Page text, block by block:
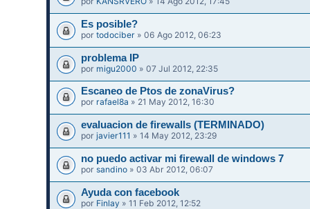
Es posible?
portodociber » 06 Ago 2012, 06:23
problema IP
por migu2000 » 07 Jul 2012, 22:35
Escaneo de Ptos de zonaVirus?
por rafael8a » 21 May 2012, 16:30
evaluacion de firewalls (TERMINADO)
porjavier111 » 14 May 2012, 23:29
no puedo activar mi firewall de windows 7
porsandino » 03 Abr 2012, 06:07
Ayuda con facebook
por Finlay » 11 Feb 2012, 12:52